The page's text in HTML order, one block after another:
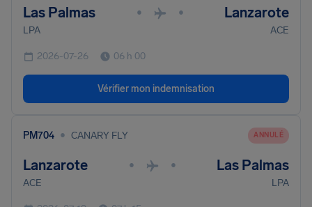
Las Palmas • • Lanzarote
LPA ACE
2026-07-26 06 h 00
Vérifier mon indemnisation
PM704 • CANARY FLY ANNULÉ
Lanzarote • • Las Palmas
ACE LPA